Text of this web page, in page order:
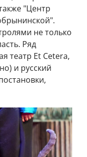
"Центр
не только
Ряд
театр Et Cetera,
и русский